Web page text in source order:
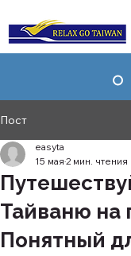
Пост
Тайваню на
Понятный
easyta
15 мая 2 мин. чтения